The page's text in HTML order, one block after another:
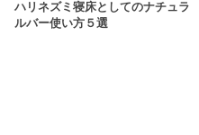
ハリネズミ寝床としてのナチュラ
ルバー使い方５選